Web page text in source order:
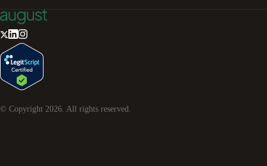
© Copyright 2026 . All rights reserved.